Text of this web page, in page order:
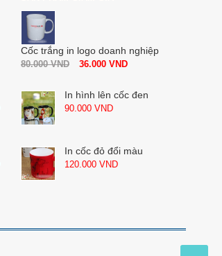
Cốc trắng in logo doanh nghiệp
80.000VND 36.000 VND
In hình lên cốc đen
90.000 VND
In cốc đỏ đổi màu
120.000 VND